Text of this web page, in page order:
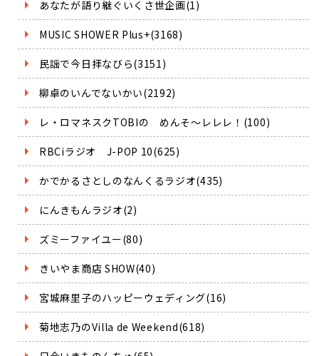
あなたが語り継ぐいくさ世企画(1)
MUSIC SHOWER Plus+(3168)
民謡で今日拝なびら(3151)
柳卓のいんでないかい(2192)
レ・ロマネスクTOBIの めんそ～レレレ！(100)
RBCiラジオ J-POP 10(625)
かでかるさとしのなんくるラジオ(435)
にんきもんラジオ(2)
ズミーファイユー(80)
きいやま商店 SHOW(40)
宮城麻里子のハッピーウェディング(16)
菊地志乃のVilla de Weekend(618)